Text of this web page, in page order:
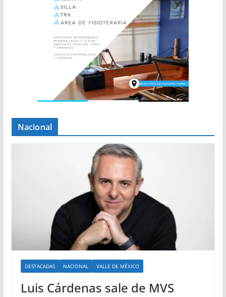
Nacional
DESTACADAS NACIONAL VALLE DE MÉXICO
Luis Cárdenas sale de MVS